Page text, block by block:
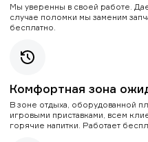
Мы уверенны в своей работе.
случае поломки мы заменим
бесплатно.
Комфортная зона
В зоне отдыха, оборудованной
игровыми приставками, всем
горячие напитки. Работает